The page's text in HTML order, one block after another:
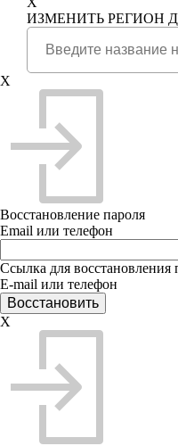
ИЗМЕНИТЬ РЕГИОН
X
Восстановление пароля
Email или телефон
Ссылка для восстановления
E-mail или телефон
X